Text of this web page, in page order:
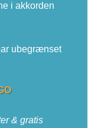
i akkorden
ubegrænset
& gratis